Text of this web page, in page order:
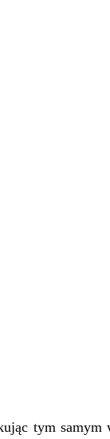
tym